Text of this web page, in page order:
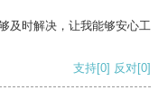
及时解决，让我能够安心工
支持[0] 反对[0]